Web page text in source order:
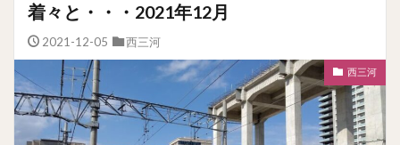
着々と・・・2021年12月
2021-12-05 西三河
西三河